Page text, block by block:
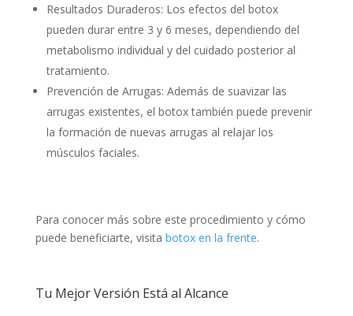
Resultados Duraderos: Los efectos del botox
pueden durar entre 3 y 6 meses, dependiendo del
metabolismo individual y del cuidado posterior al
tratamiento.
Prevención de Arrugas: Además de suavizar las
arrugas existentes, el botox también puede prevenir
la formación de nuevas arrugas al relajar los
músculos faciales.
Para conocer más sobre este procedimiento y cómo
puede beneficiarte, visita botox en la frente.
Tu Mejor Versión Está al Alcance